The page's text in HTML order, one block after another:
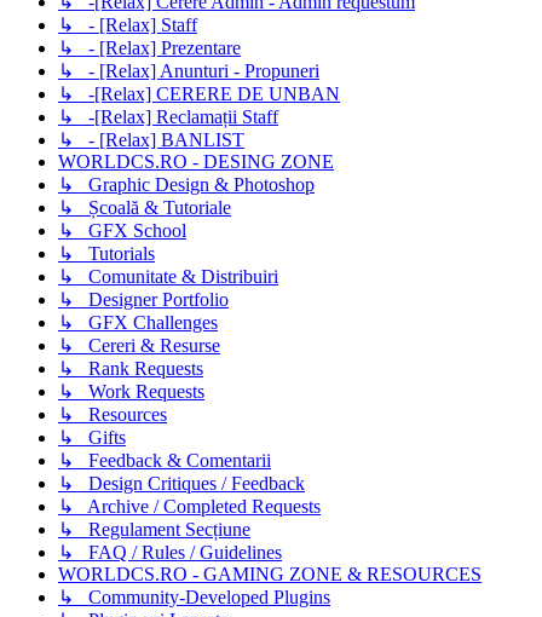
↳ - [Relax] Staff
↳ - [Relax] Prezentare
↳ - [Relax] Anunturi - Propuneri
↳ -[Relax] CERERE DE UNBAN
↳ -[Relax] Reclamații Staff
↳ - [Relax] BANLIST
WORLDCS.RO - DESING ZONE
↳ Graphic Design & Photoshop
↳ Școală & Tutoriale
↳ GFX School
↳ Tutorials
↳ Comunitate & Distribuiri
↳ Designer Portfolio
↳ GFX Challenges
↳ Cereri & Resurse
↳ Rank Requests
↳ Work Requests
↳ Resources
↳ Gifts
↳ Feedback & Comentarii
↳ Design Critiques / Feedback
↳ Archive / Completed Requests
↳ Regulament Secțiune
↳ FAQ / Rules / Guidelines
WORLDCS.RO - GAMING ZONE & RESOURCES
↳ Community-Developed Plugins